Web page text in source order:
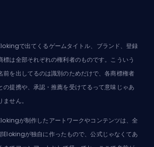
で出てくるゲームタイトル、ブランド、登録
標は全部それぞれの権利者のものです。こういう
前を出してるのは識別のためだけで、各商標権者
の提携や、承認・推薦を受けてるって意味じゃあ
ません。
が制作したアートワークやコンテンツは、全
Elokingが独自に作ったもので、公式じゃなくてあ